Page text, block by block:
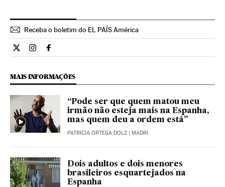
Receba o boletim do EL PAÍS América
Internacional El País Brasil en Twitter
Internacional El País Brasil en Instagram
Internacional El País Brasil en Facebook
MAIS INFORMAÇÕES
“Pode ser que quem matou meu
irmão não esteja mais na Espanha,
mas quem deu a ordem está”
PATRICIA ORTEGA DOLZ | MADRI
Dois adultos e dois menores
brasileiros esquartejados na
Espanha